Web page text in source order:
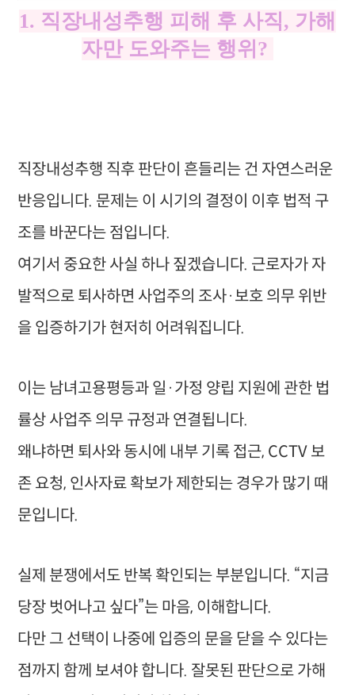
1. 직장내성추행 피해 후 사직, 가해
자만 도와주는 행위?
직장내성추행 직후 판단이 흔들리는 건 자연스러운
반응입니다. 문제는 이 시기의 결정이 이후 법적 구
조를 바꾼다는 점입니다.
여기서 중요한 사실 하나 짚겠습니다. 근로자가 자
발적으로 퇴사하면 사업주의 조사·보호 의무 위반
을 입증하기가 현저히 어려워집니다.
이는 남녀고용평등과 일·가정 양립 지원에 관한 법
률상 사업주 의무 규정과 연결됩니다.
왜냐하면 퇴사와 동시에 내부 기록 접근, CCTV 보
존 요청, 인사자료 확보가 제한되는 경우가 많기 때
문입니다.
실제 분쟁에서도 반복 확인되는 부분입니다. “지금
당장 벗어나고 싶다”는 마음, 이해합니다.
다만 그 선택이 나중에 입증의 문을 닫을 수 있다는
점까지 함께 보셔야 합니다. 잘못된 판단으로 가해